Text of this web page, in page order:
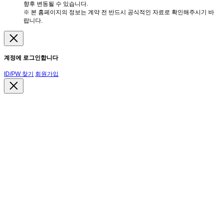
향후 변동될 수 있습니다.
※ 본 홈페이지의 정보는 계약 전 반드시 공식적인 자료로 확인해주시기 바
랍니다.
계정에 로그인합니다
ID/PW 찾기 회원가입